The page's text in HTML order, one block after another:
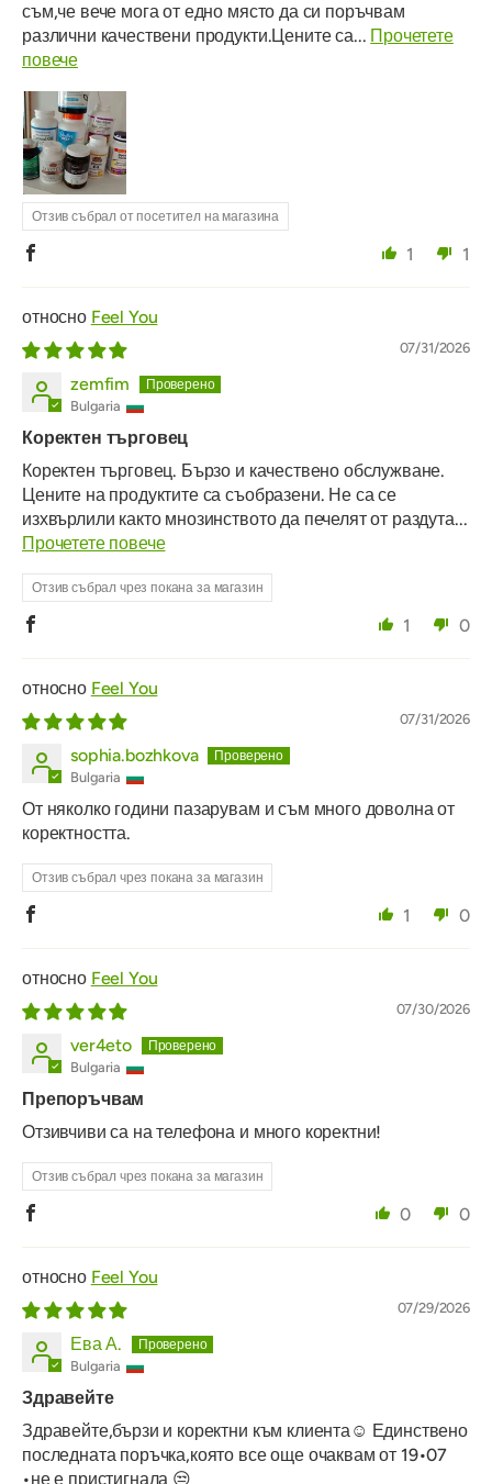
съм,че вече мога от едно място да си поръчвам
различни качествени продукти.Цените са... Прочетете
повече
Отзив събрал от посетител на магазина
1 1
Feel You
07/31/2026
zemfim
Bulgaria
Коректен търговец
Коректен търговец. Бързо и качествено обслужване.
Цените на продуктите са съобразени. Не са се
изхвърлили както мнозинството да печелят от раздута...
Прочетете повече
Отзив събрал чрез покана за магазин
1 0
Feel You
07/31/2026
sophia.bozhkova
Bulgaria
От няколко години пазарувам и съм много доволна от
коректността.
Отзив събрал чрез покана за магазин
1 0
Feel You
07/30/2026
ver4eto
Bulgaria
Препоръчвам
Отзивчиви са на телефона и много коректни!
Отзив събрал чрез покана за магазин
0 0
Feel You
07/29/2026
Ева А.
Bulgaria
Здравейте
Здравейте,бързи и коректни към клиента☺️ Единствено
последната поръчка,която все още очаквам от 19•07
•не е пристигнала 😒